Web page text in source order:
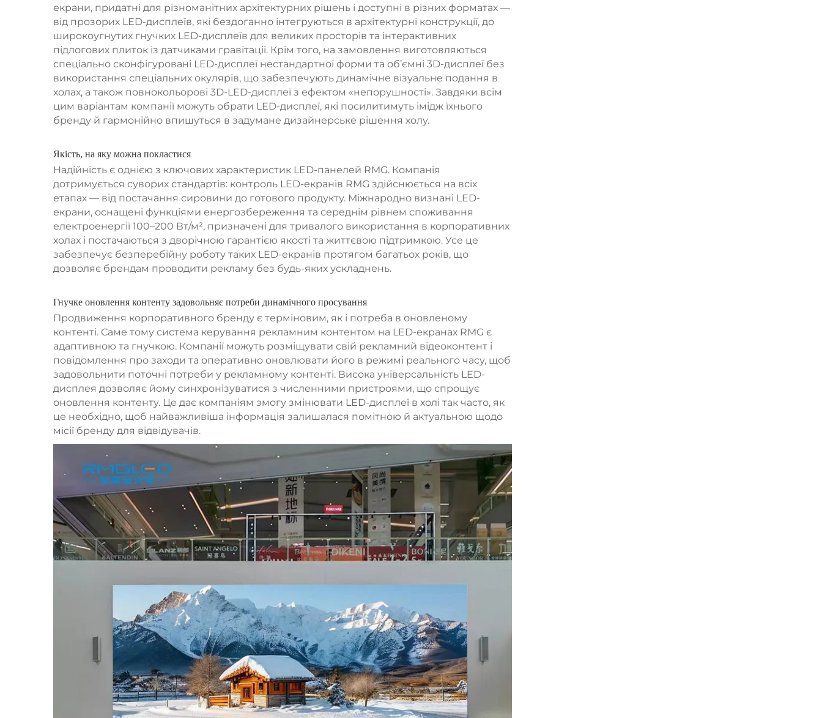
екрани, придатні для різноманітних архітектурних рішень і доступні в різних форматах —
від прозорих LED-дисплеїв, які бездоганно інтегруються в архітектурні конструкції, до
широкоугнутих гнучких LED-дисплеїв для великих просторів та інтерактивних
підлогових плиток із датчиками гравітації. Крім того, на замовлення виготовляються
спеціально сконфігуровані LED-дисплеї нестандартної форми та об’ємні 3D-дисплеї без
використання спеціальних окулярів, що забезпечують динамічне візуальне подання в
холах, а також повнокольорові 3D-LED-дисплеї з ефектом «непорушності». Завдяки всім
цим варіантам компанії можуть обрати LED-дисплеї, які посилитимуть імідж їхнього
бренду й гармонійно впишуться в задумане дизайнерське рішення холу.
Якість, на яку можна покластися
Надійність є однією з ключових характеристик LED-панелей RMG. Компанія
дотримується суворих стандартів: контроль LED-екранів RMG здійснюється на всіх
етапах — від постачання сировини до готового продукту. Міжнародно визнані LED-
екрани, оснащені функціями енергозбереження та середнім рівнем споживання
електроенергії 100–200 Вт/м², призначені для тривалого використання в корпоративних
холах і постачаються з дворічною гарантією якості та життєвою підтримкою. Усе це
забезпечує безперебійну роботу таких LED-екранів протягом багатьох років, що
дозволяє брендам проводити рекламу без будь-яких ускладнень.
Гнучке оновлення контенту задовольняє потреби динамічного просування
Продвиження корпоративного бренду є терміновим, як і потреба в оновленому
контенті. Саме тому система керування рекламним контентом на LED-екранах RMG є
адаптивною та гнучкою. Компанії можуть розміщувати свій рекламний відеоконтент і
повідомлення про заходи та оперативно оновлювати його в режимі реального часу, щоб
задовольнити поточні потреби у рекламному контенті. Висока універсальність LED-
дисплея дозволяє йому синхронізуватися з численними пристроями, що спрощує
оновлення контенту. Це дає компаніям змогу змінювати LED-дисплеї в холі так часто, як
це необхідно, щоб найважливіша інформація залишалася помітною й актуальною щодо
місії бренду для відвідувачів.